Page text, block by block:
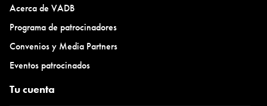
Acerca de VADB
Programa de patrocinadores
Convenios y Media Partners
Eventos patrocinados
Tu cuenta